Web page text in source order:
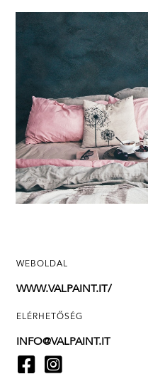
WEBOLDAL
WWW.VALPAINT.IT/
ELÉRHETŐSÉG
INFO@VALPAINT.IT